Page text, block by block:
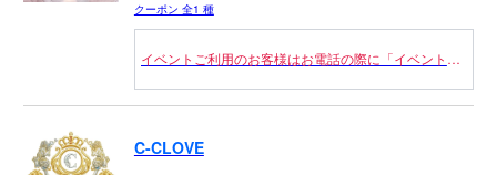
クーポン 全1 種
イベントご利用のお客様はお電話の際に「イベント使
アロマオイルコース
C-CLOVE